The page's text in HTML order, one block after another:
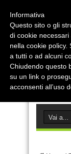
Informativa
Questo sito o gli
di cookie
nella cookie
a tutti o ad alcuni
Chiudendo questo
su un link o
acconsenti all’uso